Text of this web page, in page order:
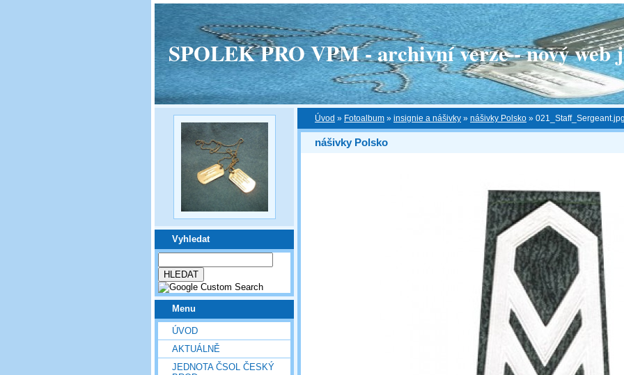
SPOLEK PRO VPM - archivní verze - nový web
Vyhledat
Menu
ÚVOD
AKTUÁLNĚ
JEDNOTA ČSOL ČESKÝ
Úvod » Fotoalbum » insignie a nášivky » nášivky Polsko » 021_Staff_Sergeant.jpg
nášivky Polsko